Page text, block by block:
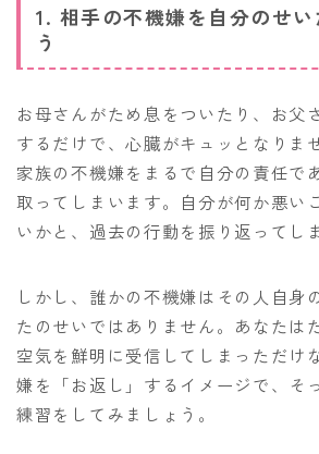
1. 相手の不機嫌を自分のせ
う
お母さんがため息をついたり、お父
するだけで、心臓がキュッとなりま
家族の不機嫌をまるで自分の責任で
取ってしまいます。自分が何か悪い
いかと、過去の行動を振り返ってし
しかし、誰かの不機嫌はその人自身
たのせいではありません。あなたは
空気を鮮明に受信してしまっただけ
嫌を「お返し」するイメージで、そ
練習をしてみましょう。